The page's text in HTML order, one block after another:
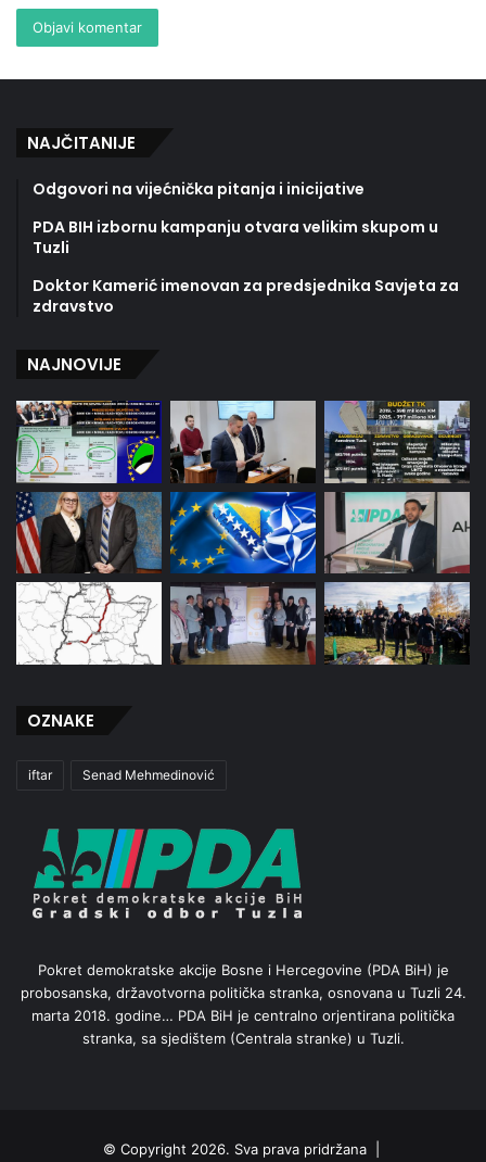
NAJČITANIJE
Odgovori na vijećnička pitanja i inicijative
PDA BIH izbornu kampanju otvara velikim skupom u
Tuzli
Doktor Kamerić imenovan za predsjednika Savjeta za
zdravstvo
NAJNOVIJE
OZNAKE
iftar Senad Mehmedinović
Pokret demokratske akcije Bosne i Hercegovine (PDA BiH) je
probosanska, državotvorna politička stranka, osnovana u Tuzli 24.
marta 2018. godine… PDA BiH je centralno orjentirana politička
stranka, sa sjedištem (Centrala stranke) u Tuzli.
© Copyright 2026. Sva prava pridržana |